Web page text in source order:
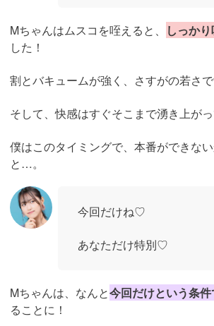
Mちゃんはムスコを咥えると、 しっか
した！
割とバキュームが強く、さすがの若さで
そして、快感はすぐそこまで湧き上がっ
僕はこのタイミングで、本番ができな
と…。
今回だけね♡
あなただけ特別♡
Mちゃんは、なんと今回だけという条
ることに！